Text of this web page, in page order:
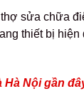
sửa chữa
thiết bị
Nội gần